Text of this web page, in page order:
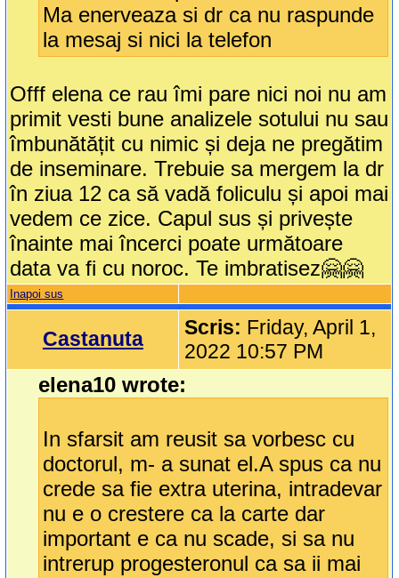
Ma enerveaza si dr ca nu raspunde
la mesaj si nici la telefon
Offf elena ce rau îmi pare nici noi nu am
primit vesti bune analizele sotului nu sau
îmbunătățit cu nimic și deja ne pregătim
de inseminare. Trebuie sa mergem la dr
în ziua 12 ca să vadă foliculu și apoi mai
vedem ce zice. Capul sus și privește
înainte mai încerci poate următoare
data va fi cu noroc. Te imbratisez🤗🤗
Inapoi sus
Castanuta Scris: Friday, April 1,
2022 10:57 PM
elena10 wrote:
In sfarsit am reusit sa vorbesc cu
doctorul, m- a sunat el.A spus ca nu
crede sa fie extra uterina, intradevar
nu e o crestere ca la carte dar
important e ca nu scade, si sa nu
intrerup progesteronul ca sa ii mai